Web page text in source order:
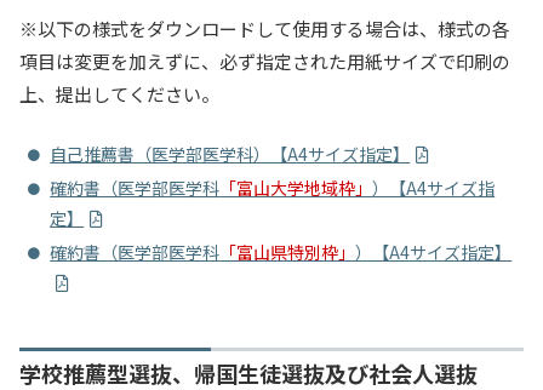
※以下の様式をダウンロードして使用する場合は、様式の各
項目は変更を加えずに、必ず指定された用紙サイズで印刷の
上、提出してください。
自己推薦書（医学部医学科）【A4サイズ指定】
確約書（医学部医学科 「富山大学地域枠」）【A4サイズ指
定】
確約書（医学部医学科 「富山県特別枠」）【A4サイズ指定】
学校推薦型選抜、帰国生徒選抜及び社会人選抜